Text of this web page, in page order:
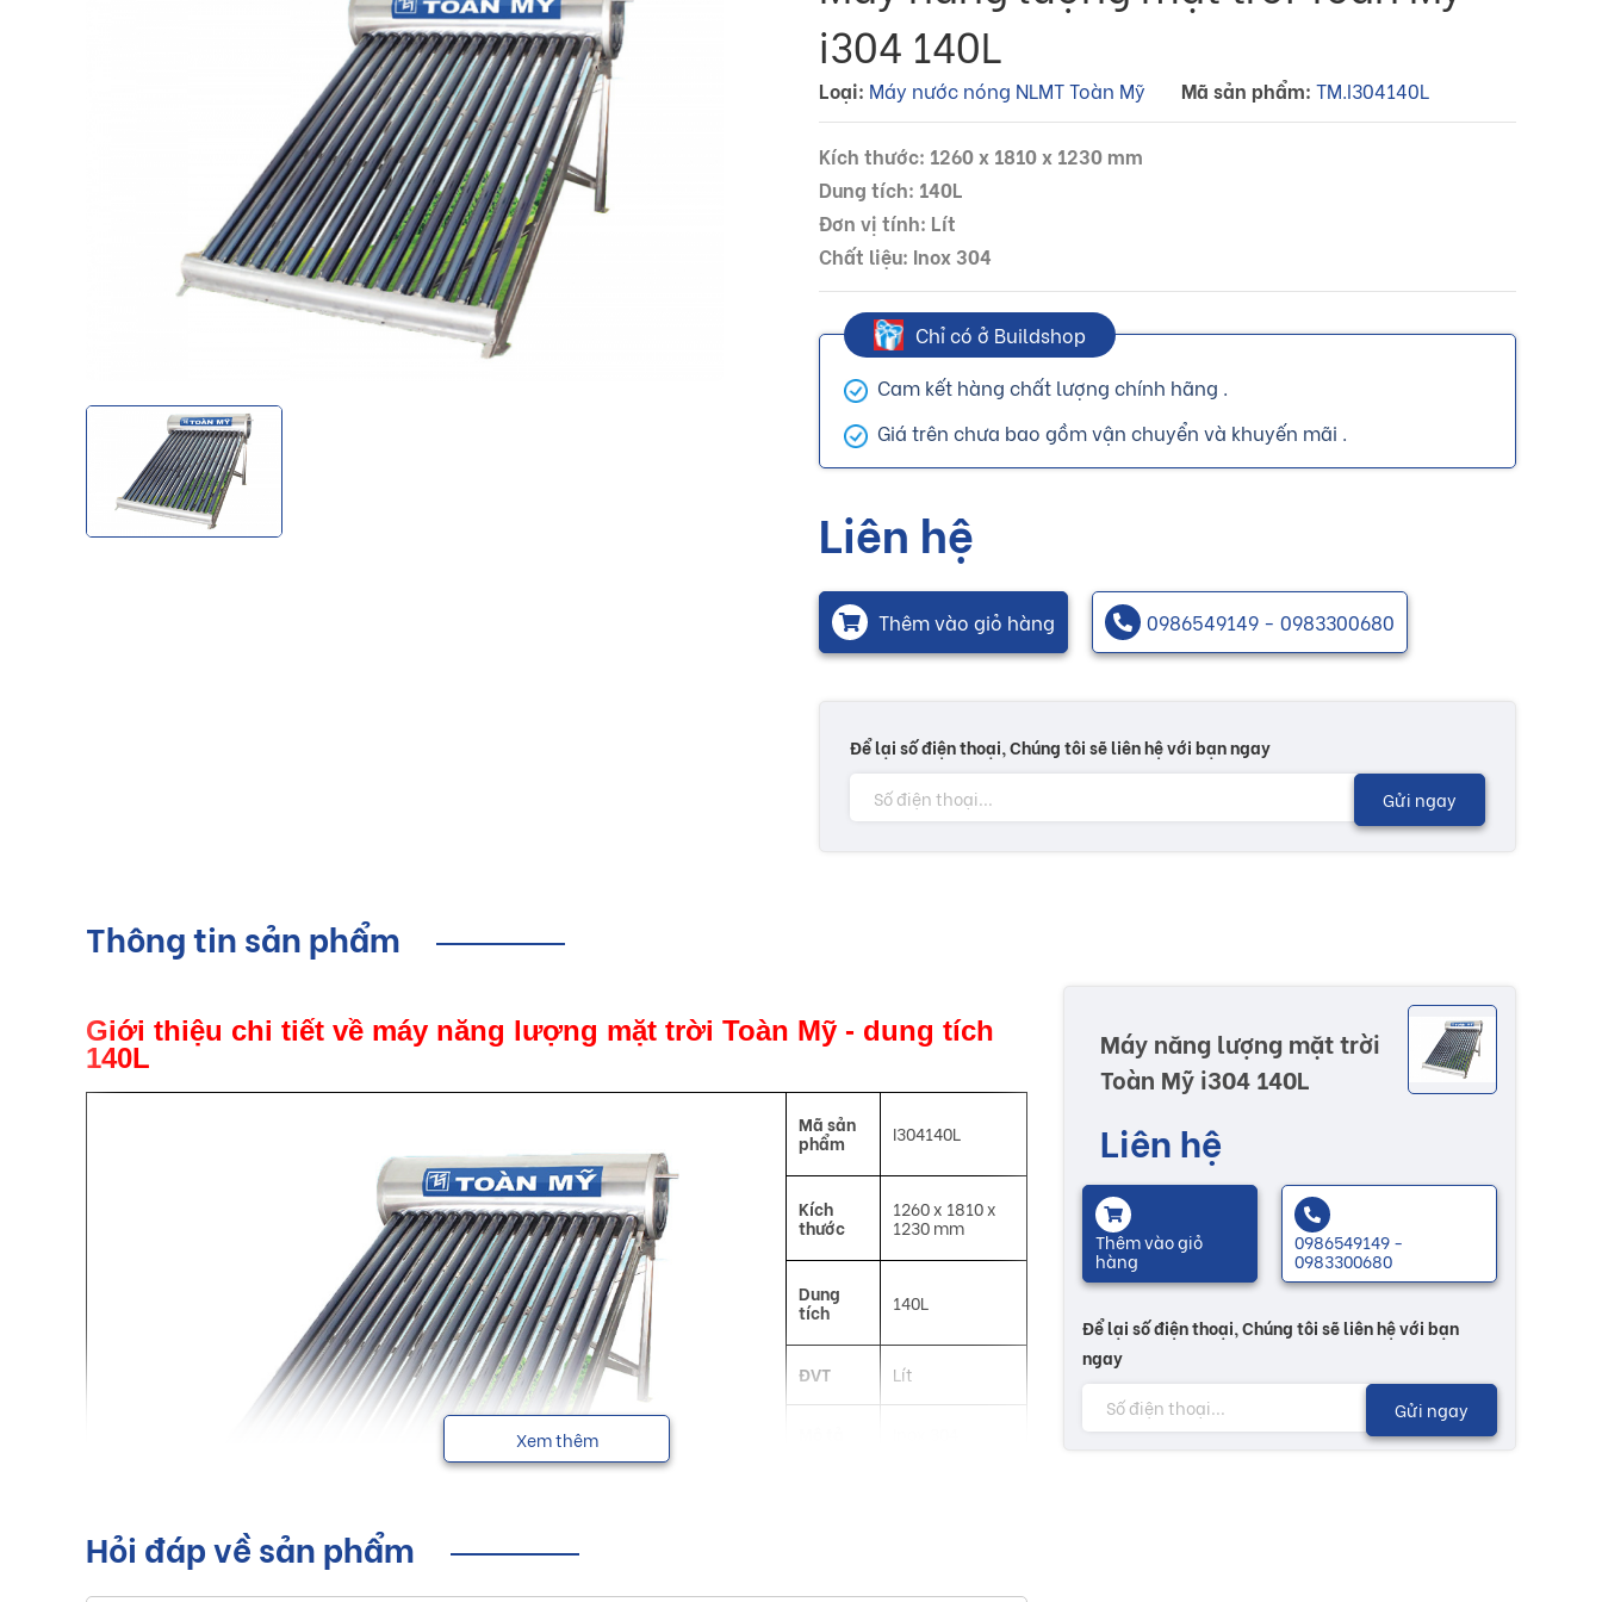
i304 140L
Loại: Máy nước nóng NLMT Toàn Mỹ Mã sản phẩm: TM.I304140L
Kích thước: 1260 x 1810 x 1230 mm
Dung tích: 140L
Đơn vị tính: Lít
Chất liệu: Inox 304
Chỉ có ở Buildshop
Cam kết hàng chất lượng chính hãng .
Giá trên chưa bao gồm vận chuyển và khuyến mãi .
Liên hệ
Thêm vào giỏ hàng 0986549149 - 0983300680
Để lại số điện thoại, Chúng tôi sẽ liên hệ với bạn ngay
Gửi ngay
Thông tin sản phẩm
Giới thiệu chi tiết về máy năng lượng mặt trời Toàn Mỹ - dung tích
140L
Mã sản
phẩm I304140L
Kích
thước
1260 x 1810 x
1230 mm
Dung
tích 140L
ĐVT Lít
Xem thêm
Hỏi đáp về sản phẩm
Máy năng lượng mặt trời
Toàn Mỹ i304 140L
Liên hệ
Thêm vào giỏ
hàng
0986549149 -
0983300680
Để lại số điện thoại, Chúng tôi sẽ liên hệ với bạn
ngay
Gửi ngay